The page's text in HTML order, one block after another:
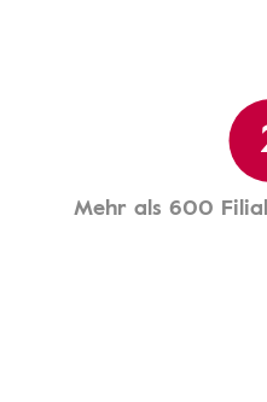
Mehr als 600